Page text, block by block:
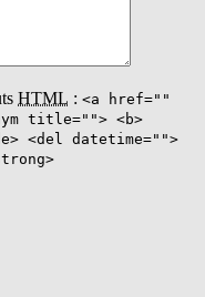
HTML : <a href=""
title=""> <b>
<del datetime="">